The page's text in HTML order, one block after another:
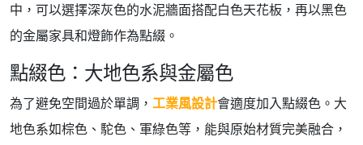
中，可以選擇深灰色的水泥牆面搭配白色天花板，再以黑色
的金屬家具和燈飾作為點綴。
點綴色：大地色系與金屬色
為了避免空間過於單調， 工業風設計會適度加入點綴色。大
地色系如棕色、駝色、軍綠色等，能與原始材質完美融合，